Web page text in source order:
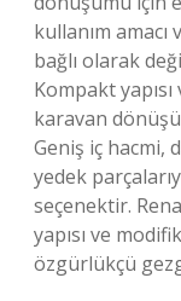
kullanım
bağlı olarak
Kompakt
karavan
Geniş iç hacmi,
yedek
seçenektir.
yapısı ve
özgürlükçü